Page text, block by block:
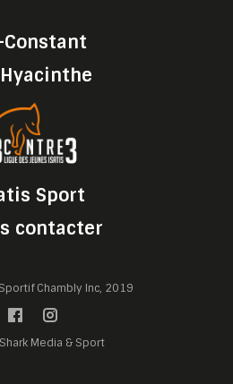
Sport
contacter
Chambly Inc, 2019
Media & Sport